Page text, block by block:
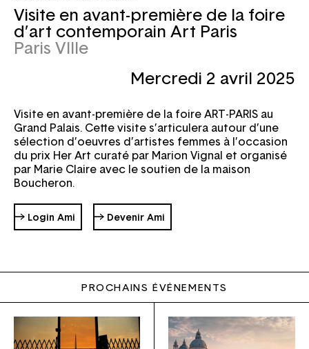
Visite en avant-première de la foire
d’art contemporain Art Paris
Paris VIIIe
mercredi 2 avril 2025
Visite en avant-première de la foire ART-PARIS au
Grand Palais. Cette visite s’articulera autour d’une
sélection d’oeuvres d’artistes femmes à l’occasion
du prix Her Art curaté par Marion Vignal et organisé
par Marie Claire avec le soutien de la maison
Boucheron.
→ Login Ami → Devenir Ami
PROCHAINS ÉVÉNEMENTS